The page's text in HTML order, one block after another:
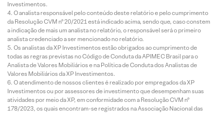
Investimentos.
O analista responsável pelo conteúdo deste relatório e pelo cumprimento
da Resolução CVM nº 20/2021 está indicado acima, sendo que, caso constem
a indicação de mais um analista no relatório, o responsável será o primeiro
analista credenciado a ser mencionado no relatório.
Os analistas da XP Investimentos estão obrigados ao cumprimento de
todas as regras previstas no Código de Conduta da APIMEC Brasil para o
Analista de Valores Mobiliários e na Política de Conduta dos Analistas de
Valores Mobiliários da XP Investimentos.
O atendimento de nossos clientes é realizado por empregados da XP
Investimentos ou por assessores de investimento que desempenham suas
atividades por meio da XP, em conformidade com a Resolução CVM nº
178/2023, os quais encontram-se registrados na Associação Nacional das